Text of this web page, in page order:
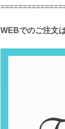
WEBでのご注文は